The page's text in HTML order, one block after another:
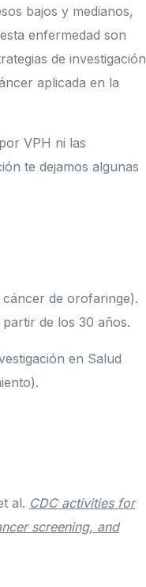
bajos y medianos,
enfermedad son
de investigación
aplicada en la
VPH ni las
te dejamos algunas
de orofaringe).
de los 30 años.
en Salud
al. CDC activities for
screening, and